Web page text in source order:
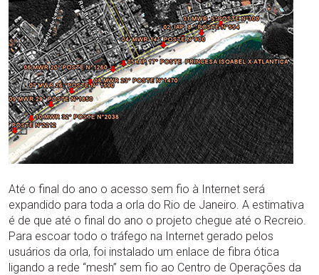
Até o final do ano o acesso sem fio à Internet será
expandido para toda a orla do Rio de Janeiro. A estimativa
é de que até o final do ano o projeto chegue até o Recreio.
Para escoar todo o tráfego na Internet gerado pelos
usuários da orla, foi instalado um enlace de fibra ótica
ligando a rede “mesh” sem fio ao Centro de Operações da